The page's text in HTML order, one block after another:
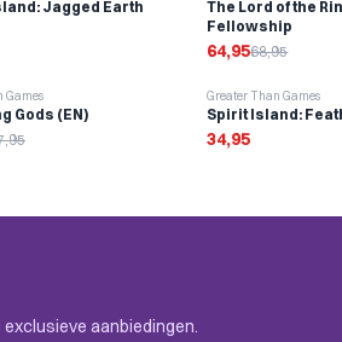
Jagged Earth
The Lord of the
Fellowship
64,9568,95
Games
Gods (EN)
Greater Than Games
Spirit Island:
34,95
aanbiedingen.